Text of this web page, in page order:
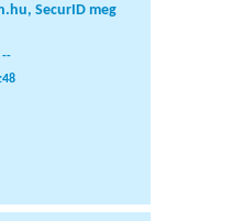
SecurID meg
--